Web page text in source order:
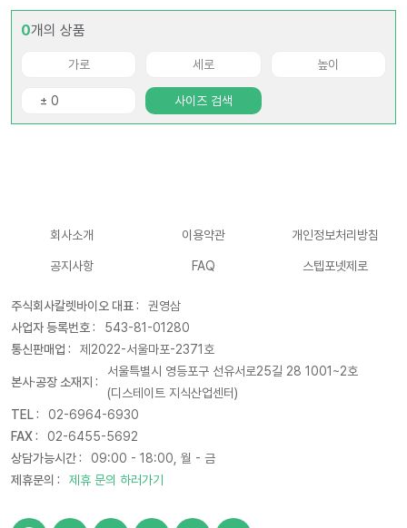
0개의 상품
사이즈 검색
회사소개 이용약관 개인정보처리방침
공지사항 FAQ 스텝포넷제로
주식회사칼렛바이오 대표 :
권영삼
사업자 등록번호 :
543-81-01280
통신판매업 :
제2022-서울마포-2371호
본사·공장 소재지 :
서울특별시 영등포구 선유서로25길 28 1001~2호
(디스테이트 지식산업센터)
TEL :
02-6964-6930
FAX :
02-6455-5692
상담가능시간 :
09:00 - 18:00, 월 - 금
제휴문의 :
제휴 문의 하러가기